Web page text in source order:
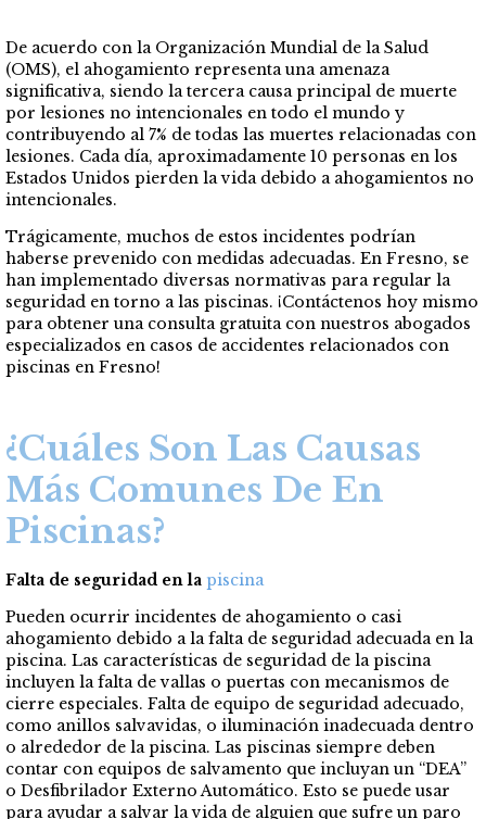
De acuerdo con la Organización Mundial de la Salud
(OMS), el ahogamiento representa una amenaza
significativa, siendo la tercera causa principal de muerte
por lesiones no intencionales en todo el mundo y
contribuyendo al 7% de todas las muertes relacionadas con
lesiones. Cada día, aproximadamente 10 personas en los
Estados Unidos pierden la vida debido a ahogamientos no
intencionales.
Trágicamente, muchos de estos incidentes podrían
haberse prevenido con medidas adecuadas. En Fresno, se
han implementado diversas normativas para regular la
seguridad en torno a las piscinas. ¡Contáctenos hoy mismo
para obtener una consulta gratuita con nuestros abogados
especializados en casos de accidentes relacionados con
piscinas en Fresno!
¿Cuáles Son Las Causas
Más Comunes De En
Piscinas?
Falta de seguridad en la piscina
Pueden ocurrir incidentes de ahogamiento o casi
ahogamiento debido a la falta de seguridad adecuada en la
piscina. Las características de seguridad de la piscina
incluyen la falta de vallas o puertas con mecanismos de
cierre especiales. Falta de equipo de seguridad adecuado,
como anillos salvavidas, o iluminación inadecuada dentro
o alrededor de la piscina. Las piscinas siempre deben
contar con equipos de salvamento que incluyan un “DEA”
o Desfibrilador Externo Automático. Esto se puede usar
para ayudar a salvar la vida de alguien que sufre un paro